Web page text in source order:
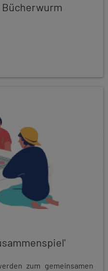
Bücherwurm
zum gemeinsamen